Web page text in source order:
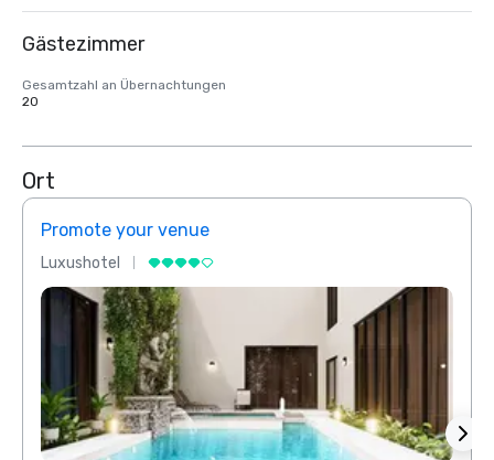
Gästezimmer
Gesamtzahl an Übernachtungen
20
Ort
Promote your venue
Luxushotel